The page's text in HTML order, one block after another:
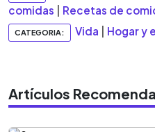
comidas
Recetas de
CATEGORIA: Vida Hogar y
Artículos